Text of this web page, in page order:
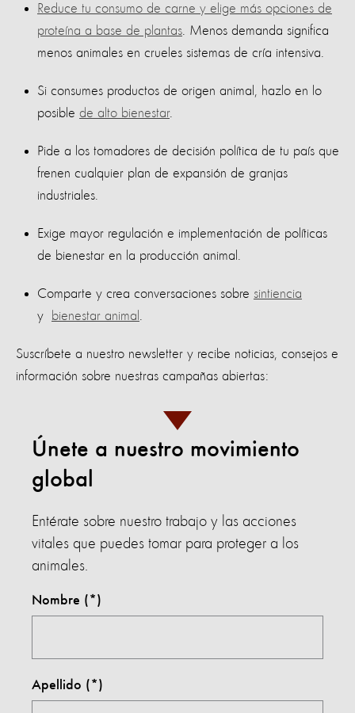
Reduce tu consumo de carne y elige más opciones de
proteína a base de plantas . Menos demanda significa
menos animales en crueles sistemas de cría intensiva.
Si consumes productos de origen animal, hazlo en lo
posible de alto bienestar.
Pide a los tomadores de decisión política de tu país que
frenen cualquier plan de expansión de granjas
industriales.
Exige mayor regulación e implementación de políticas
de bienestar en la producción animal.
Comparte y crea conversaciones sobre sintiencia
y
bienestar animal
Suscríbete a nuestro newsletter y recibe noticias, consejos e
información sobre nuestras campañas abiertas:
Únete a nuestro movimiento
global
Entérate sobre nuestro trabajo y las acciones
vitales que puedes tomar para proteger a los
animales.
Nombre
Apellido